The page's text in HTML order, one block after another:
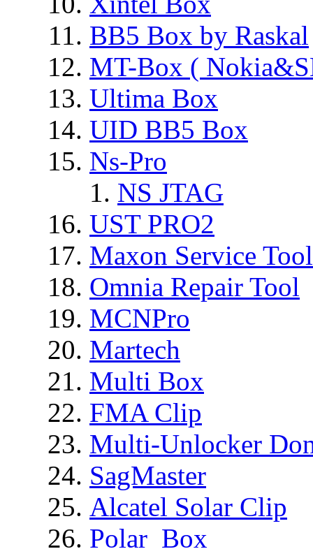
BB5 Box by Raskal
MT-Box (
Ultima Box
UID BB5 Box
Ns-Pro
NS JTAG
UST PRO2
Maxon Service
Omnia Repair Tool
MCNPro
Martech
Multi Box
FMA Clip
Multi-Unlocker
SagMaster
Alcatel Solar Clip
Polar_Box